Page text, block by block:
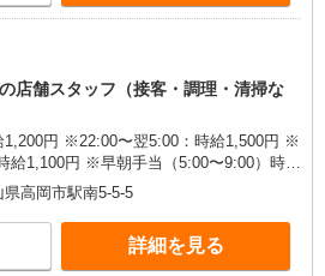
店舗スタッフ（接客・調理・清掃な
1,200円 ※22:00〜翌5:00：時給1,500円 ※
給1,100円 ※早朝手当（5:00〜9:00）時給
県高岡市駅南5-5-5
詳細を見る